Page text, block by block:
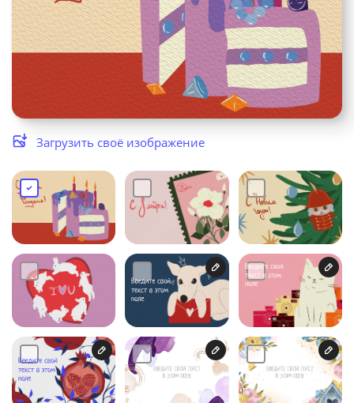
Багетная мастерская
Полиграфия
Услуги и сервис
Магазин
Загрузить своё изображение